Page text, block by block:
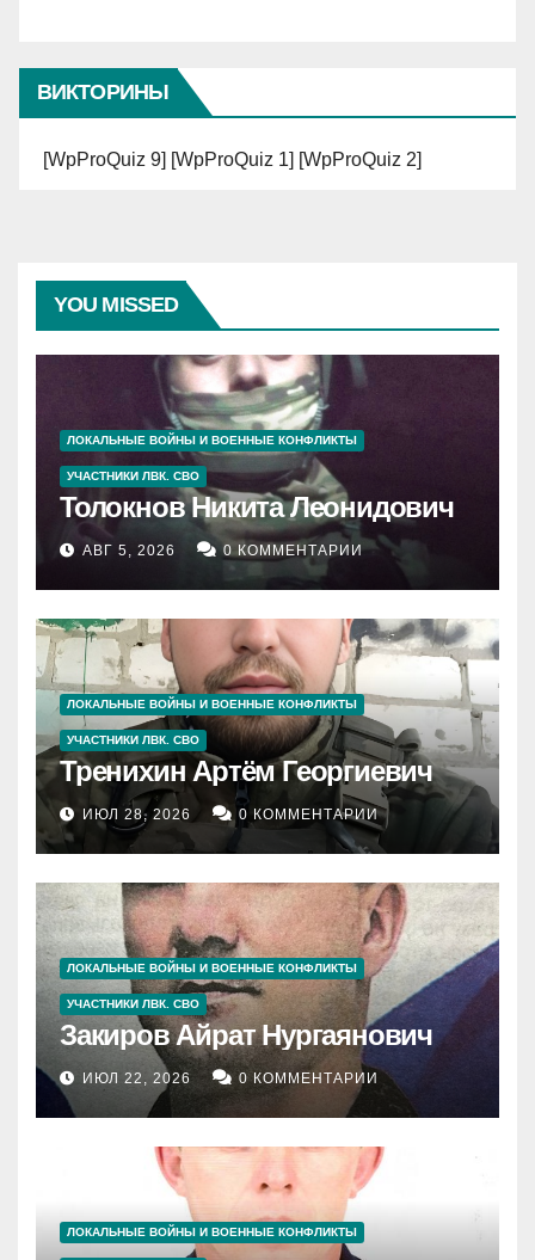
ВИКТОРИНЫ
[WpProQuiz 9] [WpProQuiz 1] [WpProQuiz 2]
YOU MISSED
ЛОКАЛЬНЫЕ ВОЙНЫ И ВОЕННЫЕ КОНФЛИКТЫ
УЧАСТНИКИ ЛВК. СВО
Толокнов Никита Леонидович
АВГ 5, 2026 0 КОММЕНТАРИИ
ЛОКАЛЬНЫЕ ВОЙНЫ И ВОЕННЫЕ КОНФЛИКТЫ
УЧАСТНИКИ ЛВК. СВО
Тренихин Артём Георгиевич
ИЮЛ 28, 2026 0 КОММЕНТАРИИ
ЛОКАЛЬНЫЕ ВОЙНЫ И ВОЕННЫЕ КОНФЛИКТЫ
УЧАСТНИКИ ЛВК. СВО
Закиров Айрат Нургаянович
ИЮЛ 22, 2026 0 КОММЕНТАРИИ
ЛОКАЛЬНЫЕ ВОЙНЫ И ВОЕННЫЕ КОНФЛИКТЫ